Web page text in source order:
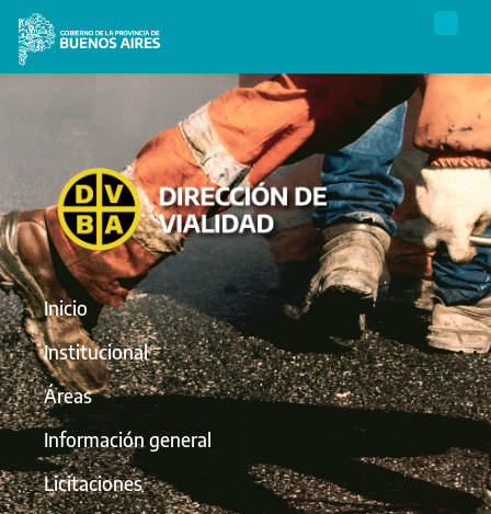
Inicio
Institucional
Áreas
Información general
Licitaciones